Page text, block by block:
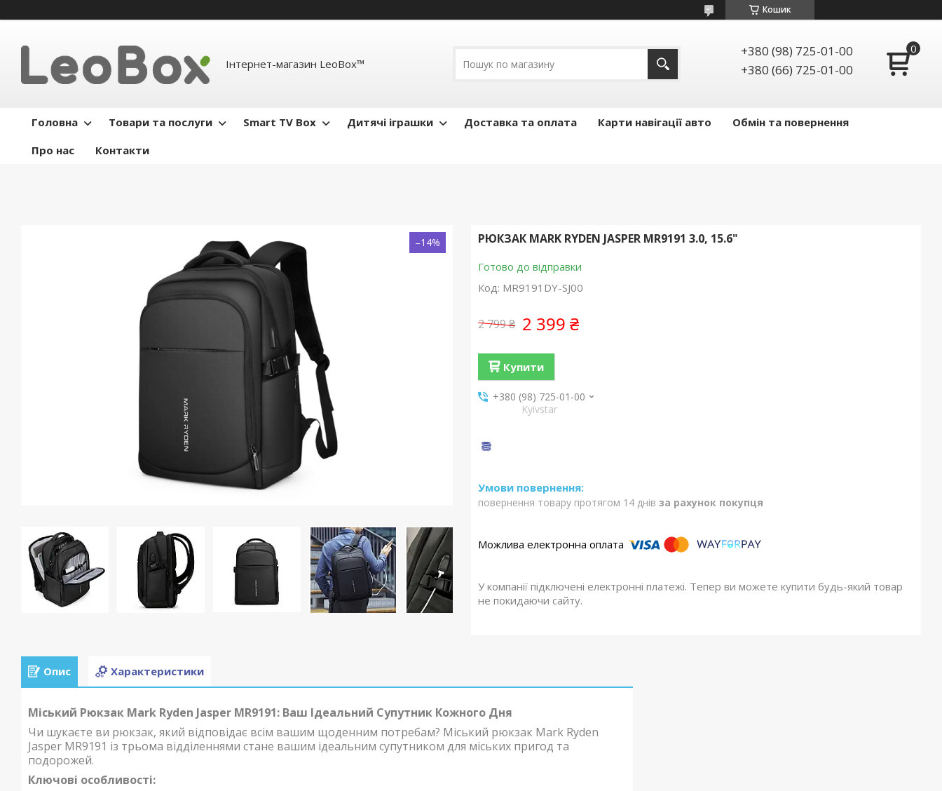
Кошик
Інтернет-магазин LeoBox™
+380 (98) 725-01-00
+380 (66) 725-01-00
Головна Товари та послуги Smart TV Box Дитячі іграшки Доставка та оплата Карти навігації авто
Обмін та повернення
Про нас
Контакти
–14% РЮКЗАК MARK RYDEN JASPER MR9191 3.0, 15.6"
Готово до відправки
Код: MR9191DY-SJ00
2 799 ₴ 2 399 ₴
Купити
+380 (98) 725-01-00
Kyivstar
повернення товару протягом 14 днів за рахунок покупця
У компанії підключені електронні платежі. Тепер ви можете купити будь-який товар
не покидаючи сайту.
Опис Характеристики
Міський Рюкзак Mark Ryden Jasper MR9191: Ваш Ідеальний Супутник Кожного Дня
Чи шукаєте ви рюкзак, який відповідає всім вашим щоденним потребам? Міський рюкзак Mark Ryden
Jasper MR9191 із трьома відділеннями стане вашим ідеальним супутником для міських пригод та
подорожей.
Ключові особливості: